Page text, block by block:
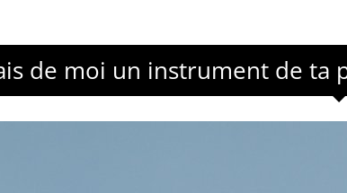
de moi un instrument de ta